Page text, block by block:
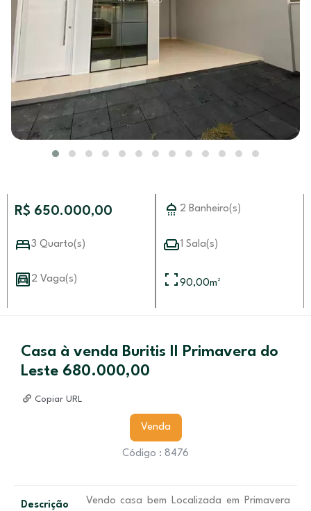
R$ 650.000,00 2 Banheiro(s)
3 Quarto(s) 1 Sala(s)
2 Vaga(s) 90,00m²
Casa à venda Buritis II Primavera do
Leste 680.000,00
Copiar URL
Venda
Código : 8476
Descrição
Vendo casa bem Localizada em Primavera